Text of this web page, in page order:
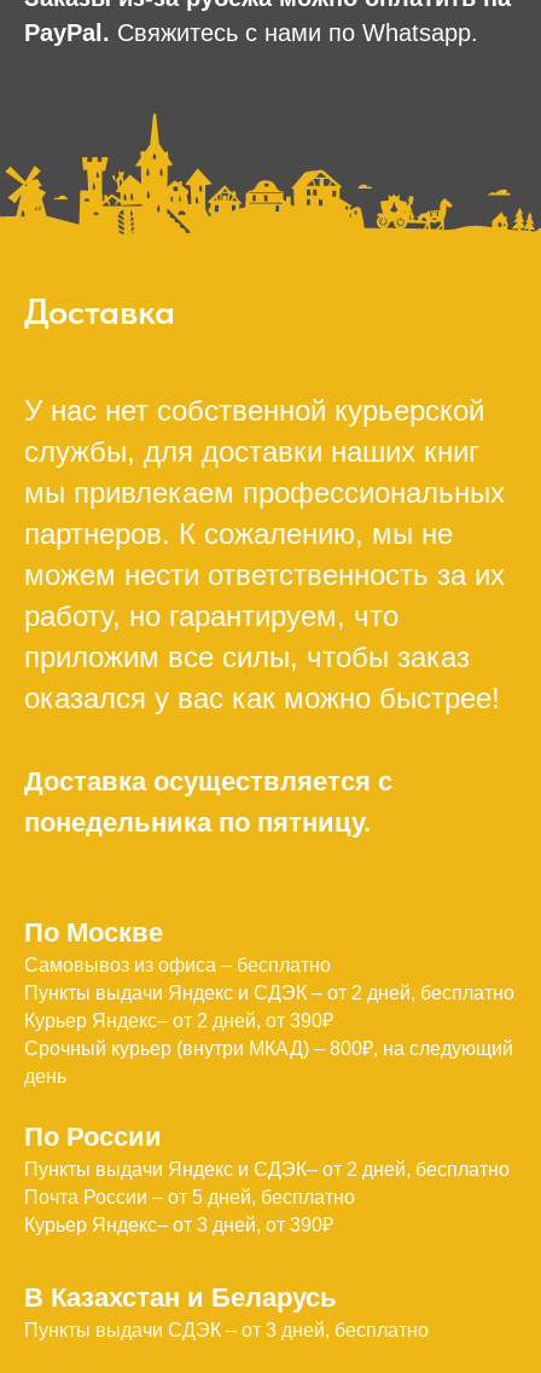
PayPal. Свяжитесь с нами по Whatsapp.
Доставка
У нас нет собственной курьерской
службы, для доставки наших книг
мы привлекаем профессиональных
партнеров. К сожалению, мы не
можем нести ответственность за их
работу, но гарантируем, что
приложим все силы, чтобы заказ
оказался у вас как можно быстрее!
Доставка осуществляется с
понедельника по пятницу.
По Москве
Самовывоз из офиса – бесплатно
Пункты выдачи Яндекс и СДЭК – от 2 дней, бесплатно
Курьер Яндекс– от 2 дней, от 390₽
Срочный курьер (внутри МКАД) – 800₽, на следующий
день
По России
Пункты выдачи Яндекс и СДЭК– от 2 дней, бесплатно
Почта России – от 5 дней, бесплатно
Курьер Яндекс– от 3 дней, от 390₽
В Казахстан и Беларусь
Пункты выдачи СДЭК – от 3 дней, бесплатно